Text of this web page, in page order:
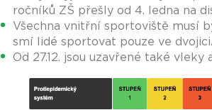
ročníků ZŠ přešly od 4. ledna na
Všechna vnitřní sportoviště musí
smí lidé sportovat pouze ve dvojici.
Od 27.12. jsou uzavřené také vleky